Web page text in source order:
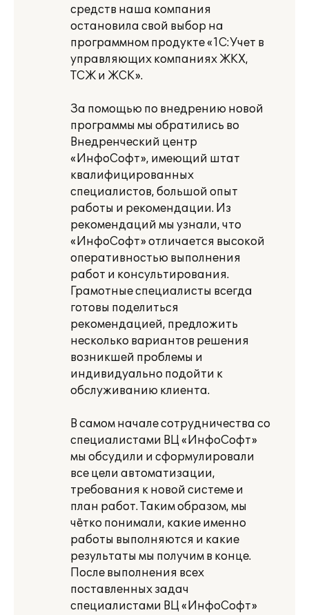
средств наша компания
остановила свой выбор на
программном продукте «1С:Учет в
управляющих компаниях ЖКХ,
ТСЖ и ЖСК».
За помощью по внедрению новой
программы мы обратились во
Внедренческий центр
«ИнфоСофт», имеющий штат
квалифицированных
специалистов, большой опыт
работы и рекомендации. Из
рекомендаций мы узнали, что
«ИнфоСофт» отличается высокой
оперативностью выполнения
работ и консультирования.
Грамотные специалисты всегда
готовы поделиться
рекомендацией, предложить
несколько вариантов решения
возникшей проблемы и
индивидуально подойти к
обслуживанию клиента.
В самом начале сотрудничества со
специалистами ВЦ «ИнфоСофт»
мы обсудили и сформулировали
все цели автоматизации,
требования к новой системе и
план работ. Таким образом, мы
чётко понимали, какие именно
работы выполняются и какие
результаты мы получим в конце.
После выполнения всех
поставленных задач
специалистами ВЦ «ИнфоСофт»